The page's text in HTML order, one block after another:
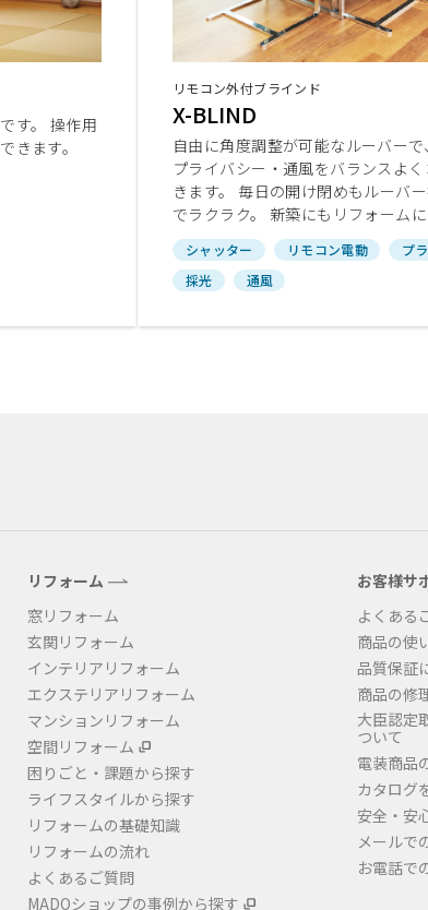
す。 操作用
きます。
リモコン外付ブラインド
X-BLIND
自由に角度調整が可能なルーバーで
プライバシー・通風をバランスよ
きます。 毎日の開け閉めもルーバ
でラクラク。 新築にもリフォームに
シャッター リモコン電動
プ
採光
通風
リフォーム
窓リフォーム
玄関リフォーム
インテリアリフォーム
エクステリアリフォーム
マンションリフォーム
空間リフォーム
困りごと・課題から探す
ライフスタイルから探す
リフォームの基礎知識
リフォームの流れ
よくあるご質問
MADOショップの事例から探す
お客様サ
よくある
商品の使
品質保証
商品の修
大臣認定
ついて
電装商品
カタログ
安全・安
メールで
お電話で